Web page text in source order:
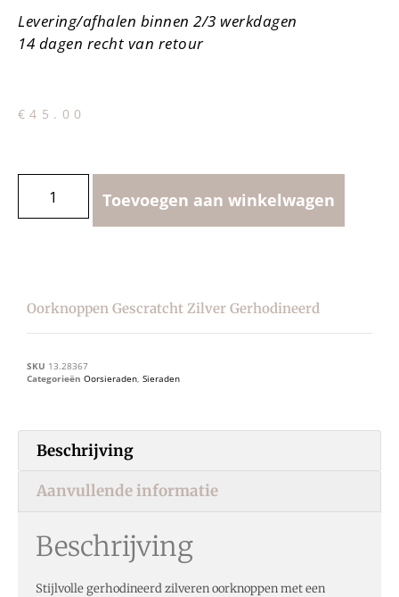
Levering/afhalen binnen 2/3 werkdagen
14 dagen recht van retour
€45.00
Toevoegen aan winkelwagen
Oorknoppen Gescratcht Zilver Gerhodineerd
SKU 13.28367
Categorieën Oorsieraden, Sieraden
Beschrijving
Aanvullende informatie
Beschrijving
Stijlvolle gerhodineerd zilveren oorknoppen met een